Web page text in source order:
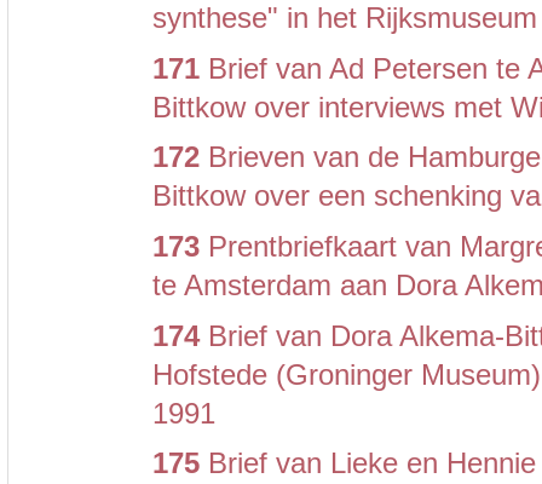
synthese" in het
171Brief van Ad Petersen te
Bittkow over interviews met
172Brieven van de
Bittkow over een schenking
173Prentbriefkaart van
te Amsterdam aan Dora
174Brief van Dora Alkema-
Hofstede (Groninger
1991
175Brief van Lieke en